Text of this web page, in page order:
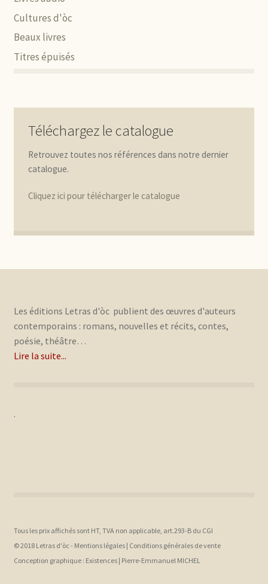
Cultures d'òc
Beaux livres
Titres épuisés
Téléchargez le catalogue
Retrouvez toutes nos références dans notre dernier
catalogue.
Cliquez ici pour télécharger le catalogue
Les éditions Letras d'òc publient des œuvres d'auteurs
contemporains : romans, nouvelles et récits, contes,
poésie, théâtre…
Lire la suite...
.
Tous les prix affichés sont HT, TVA non applicable, art.293-B du CGI
© 2018 Letras d'òc - Mentions légales| Conditions générales de vente
Conception graphique : Existences | Pierre-Emmanuel MICHEL